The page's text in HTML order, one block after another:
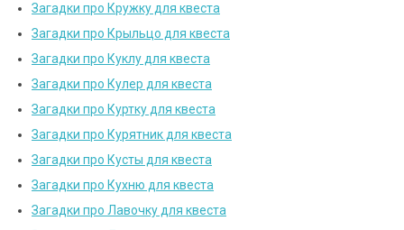
Загадки про Кружку для квеста
Загадки про Крыльцо для квеста
Загадки про Куклу для квеста
Загадки про Кулер для квеста
Загадки про Куртку для квеста
Загадки про Курятник для квеста
Загадки про Кусты для квеста
Загадки про Кухню для квеста
Загадки про Лавочку для квеста